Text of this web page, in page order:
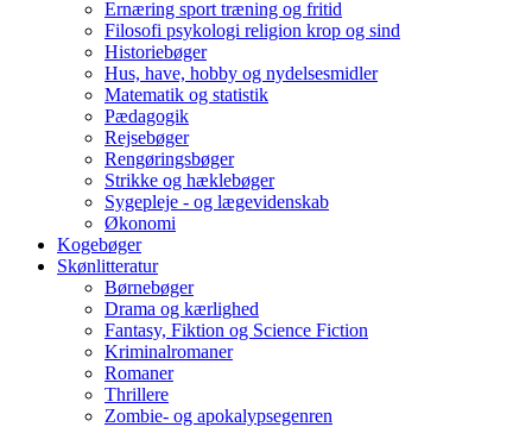
Ernæring sport træning og fritid
Filosofi psykologi religion krop og sind
Historiebøger
Hus, have, hobby og nydelsesmidler
Matematik og statistik
Pædagogik
Rejsebøger
Rengøringsbøger
Strikke og hæklebøger
Sygepleje - og lægevidenskab
Økonomi
Kogebøger
Skønlitteratur
Børnebøger
Drama og kærlighed
Fantasy, Fiktion og Science Fiction
Kriminalromaner
Romaner
Thrillere
Zombie- og apokalypsegenren